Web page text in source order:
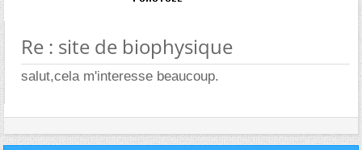
Re : site de biophysique
salut,cela m'interesse beaucoup.